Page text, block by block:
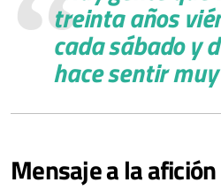
treinta años
cada sábado y
hace sentir
Mensaje a la afición